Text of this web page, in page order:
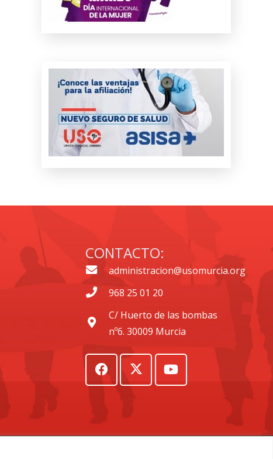
CONTACTO:
administracion@usomurcia.org
968 25 01 20
C/ Huerto de las bombas
nº6. 30009 Murcia